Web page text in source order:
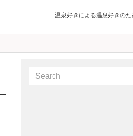
温泉好きによる温泉好きの